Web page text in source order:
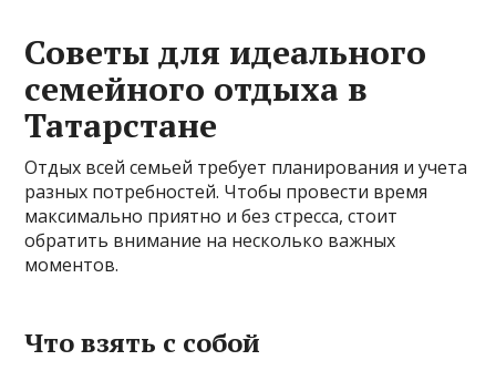
Советы для идеального
семейного отдыха в
Татарстане
Отдых всей семьей требует планирования и учета
разных потребностей. Чтобы провести время
максимально приятно и без стресса, стоит
обратить внимание на несколько важных
моментов.
Что взять с собой